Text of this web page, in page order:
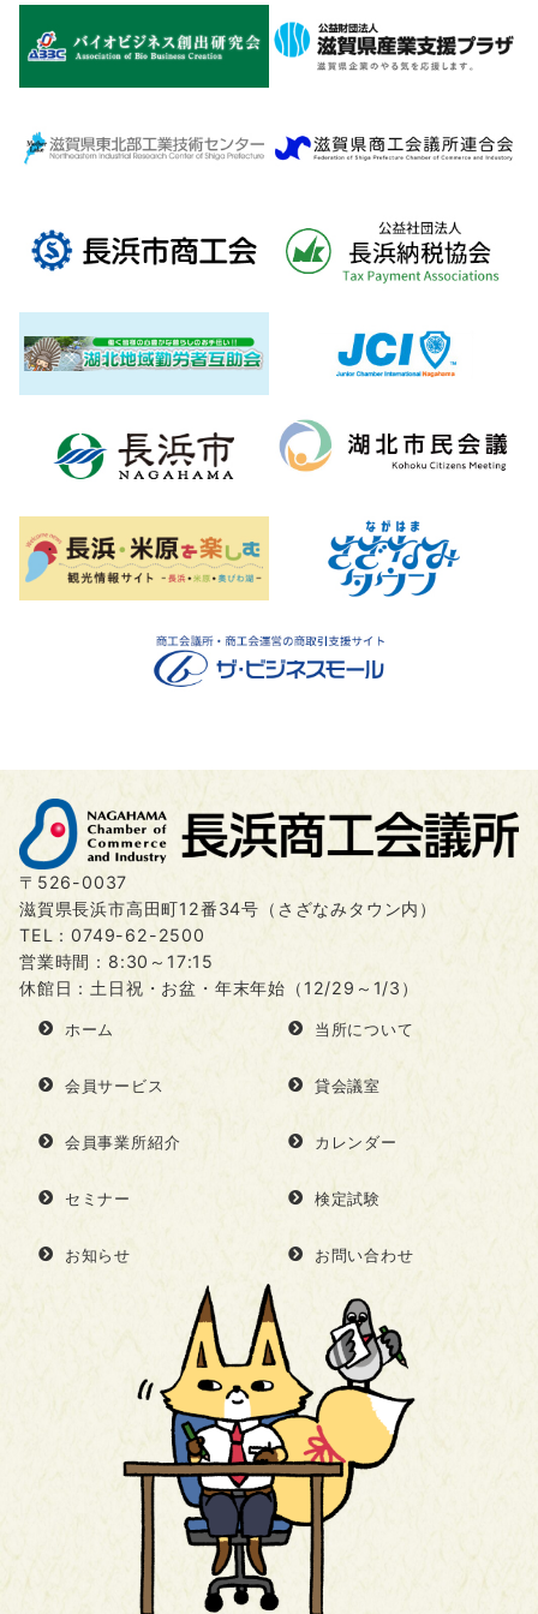
〒526-0037
滋賀県長浜市高田町12番34号（さざなみタウン内）
TEL： 0749-62-2500
営業時間：8:30～17:15
休館日：土日祝・お盆・年末年始（12/29～1/3）
ホーム 当所について
会員サービス 貸会議室
会員事業所紹介 カレンダー
セミナー 検定試験
お知らせ お問い合わせ